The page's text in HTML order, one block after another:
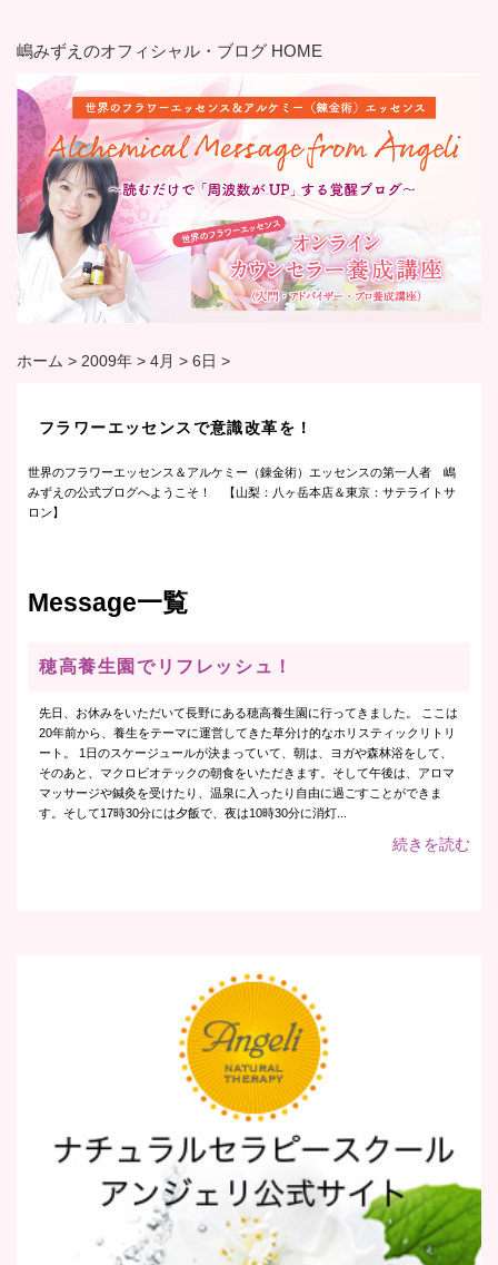
嶋みずえのオフィシャル・ブログ HOME
ホーム > 2009年 > 4月 > 6日 >
フラワーエッセンスで意識改革を！
世界のフラワーエッセンス＆アルケミー（錬金術）エッセンスの第一人者 嶋
みずえの公式ブログへようこそ！ 【山梨：八ヶ岳本店＆東京：サテライトサ
ロン】
Message一覧
穂高養生園でリフレッシュ！
先日、お休みをいただいて長野にある穂高養生園に行ってきました。 ここは
20年前から、養生をテーマに運営してきた草分け的なホリスティックリトリ
ート。 1日のスケージュールが決まっていて、朝は、ヨガや森林浴をして、
そのあと、マクロビオテックの朝食をいただきます。そして午後は、アロマ
マッサージや鍼灸を受けたり、温泉に入ったり自由に過ごすことができま
す。そして17時30分には夕飯で、夜は10時30分に消灯...
続きを読む